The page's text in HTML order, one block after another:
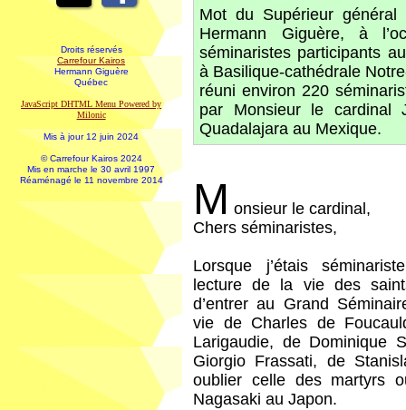
Droits réservés
Carrefour Kairos
Hermann Giguère
Québec
JavaScript DHTML Menu Powered by
Milonic
Mis à jour 12 juin 2024
© Carrefour Kairos 2024
Mis en marche le 30 avril 1997
Réaménagé le 11 novembre 2014
Mot du Supérieur général
Hermann Giguère, à
séminaristes participants
à Basilique-cathédrale
réuni environ 220
par Monsieur le cardinal
Quadalajara au Mexique.
M onsieur le cardinal,
Chers séminaristes,
Lorsque j’étais
lecture de la vie des
d’entrer au Grand
vie de Charles de
Larigaudie, de Dominique
Giorgio Frassati, de
oublier celle des martyrs
Nagasaki au Japon.